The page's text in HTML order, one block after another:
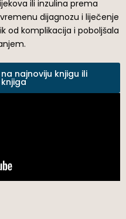
ili inzulina prema
dijagnozu i liječenje
od komplikacija i poboljšala
na najnoviju knjigu ili